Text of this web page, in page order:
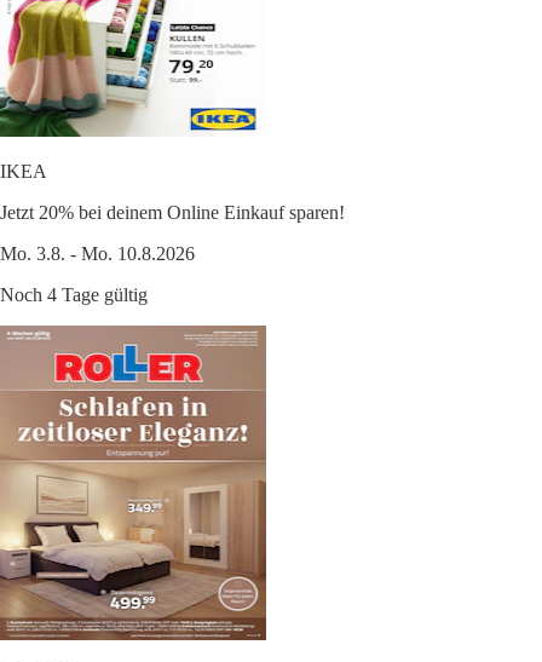
IKEA
Jetzt 20% bei deinem Online Einkauf sparen!
Mo. 3.8. - Mo. 10.8.2026
Noch 4 Tage gültig